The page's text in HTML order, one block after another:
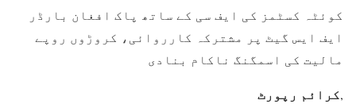
کوئٹہ کسٹمز کی ایف سی کے ساتھ پاک افغان بارڈر
ایف ایس گیٹ پر مشترکہ کارروائی، کروڑوں روپے
مالیت کی اسمگنگ ناکام بنادی
,کرائم رپورٹ